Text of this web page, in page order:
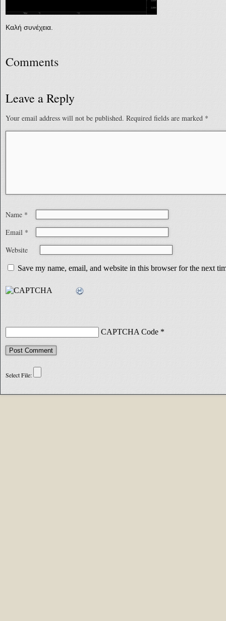
Καλή συνέχεια.
Comments
Leave a Reply
Your email address will not be published. Required fields are marked *
Name *
Email *
Website
Save my name, email, and website in this browser for the next
CAPTCHA Code *